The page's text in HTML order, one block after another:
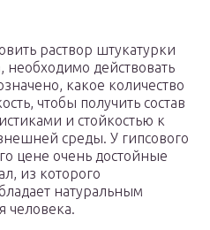
раствор штукатурки
необходимо действовать
какое количество
чтобы получить состав
и стойкостью к
среды. У гипсового
цене очень достойные
из которого
натуральным
человека.